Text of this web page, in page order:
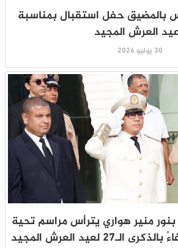
بالمضيق حفل استقبال بمناسبة
العرش المجيد
30 يوليو 2026
منير هواري يترأس مراسم تحية
لعيد العرش المجيد